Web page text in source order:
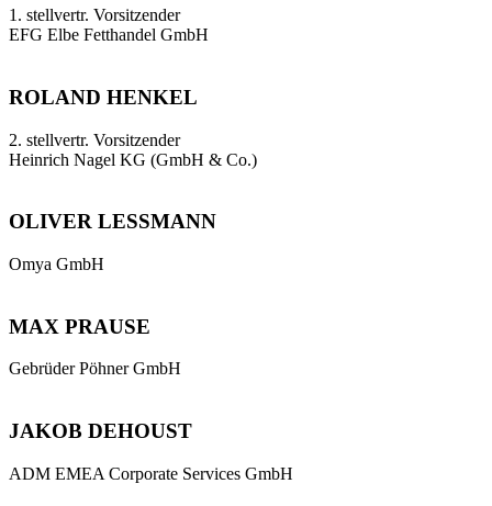
1. stellvertr. Vorsitzender
EFG Elbe Fetthandel GmbH
ROLAND HENKEL
2. stellvertr. Vorsitzender
Heinrich Nagel KG (GmbH & Co.)
OLIVER LESSMANN
Omya GmbH
MAX PRAUSE
Gebrüder Pöhner GmbH
JAKOB DEHOUST
ADM EMEA Corporate Services GmbH